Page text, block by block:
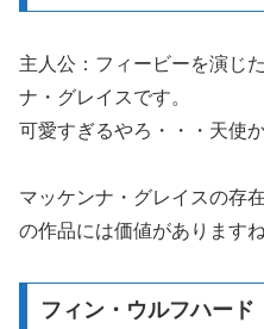
主人公：フィービーを演じ
ナ・グレイスです。
可愛すぎるやろ・・・天使
マッケンナ・グレイスの存
の作品には価値がありますね
フィン・ウルフハード